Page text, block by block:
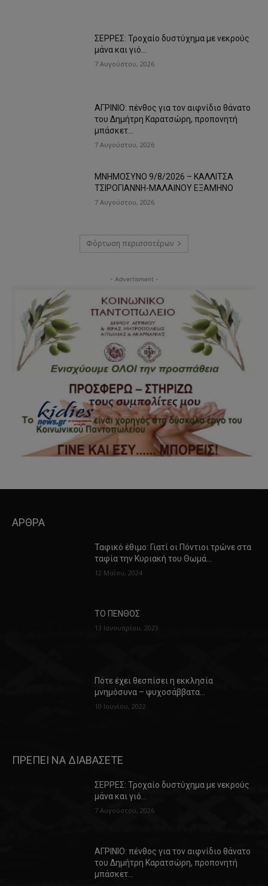
ΣΕΡΡΕΣ: Τροχαίο δυστύχημα με νεκρούς
μάνα και γιό…
7 Αυγούστου, 2026
ΑΓΡΙΝΙΟ: πένθος για τον αιφνίδιο θάνατο
του Δημήτρη Καρατσώρη, προπονητή
μπάσκετ…
7 Αυγούστου, 2026
ΜΝΗΜΟΣΥΝΟ 9/8/2026 – ΚΑΛΛΙΤΣΑ
ΤΣΙΡΟΓΙΑΝΝΗ-ΜΑΛΑΙΝΟΥ ΕΞΑΜΗΝΟ
7 Αυγούστου, 2026
Φόρτωση περισσοτέρων
- Advertisment -
ΑΡΘΡΑ
Ταφικό έθιμο: Γιατί οι Πόντιοι τρώνε στα
ταφία την Κυριακή του Θωμά…
12 Μαΐου, 2024
ΤΟ ΠΕΝΘΟΣ
13 Ιανουαρίου, 2023
Πότε έχει θεσπίσει η εκκλησία
μνημόσυνα – ψυχοσάββατα…
10 Ιουνίου, 2022
ΠΡΕΠΕΙ ΝΑ ΔΙΑΒΑΣΕΤΕ
ΣΕΡΡΕΣ: Τροχαίο δυστύχημα με νεκρούς
μάνα και γιό…
7 Αυγούστου, 2026
ΑΓΡΙΝΙΟ: πένθος για τον αιφνίδιο θάνατο
του Δημήτρη Καρατσώρη, προπονητή
μπάσκετ…